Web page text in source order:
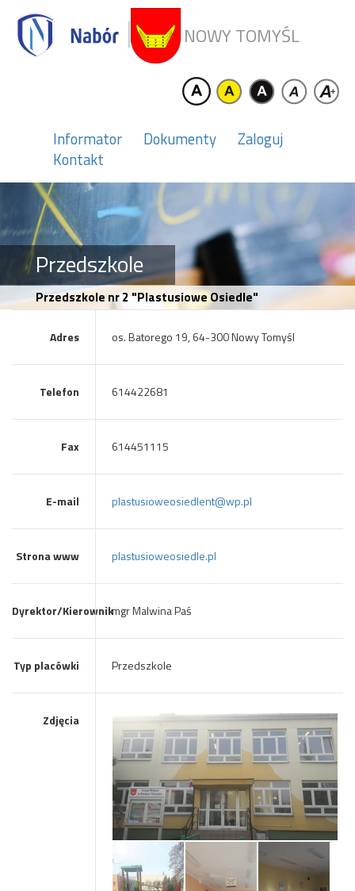
NOWY TOMYŚL
Informator Dokumenty
Zaloguj
Kontakt
Przedszkole
Przedszkole nr 2 "Plastusiowe Osiedle"
Adres os. Batorego 19, 64-300 Nowy Tomyśl
Telefon 614422681
Fax 614451115
E-mail plastusioweosiedlent@wp.pl
Strona www plastusioweosiedle.pl
Dyrektor/Kierownikmgr Malwina Paś
Typ placówki Przedszkole
Zdjęcia